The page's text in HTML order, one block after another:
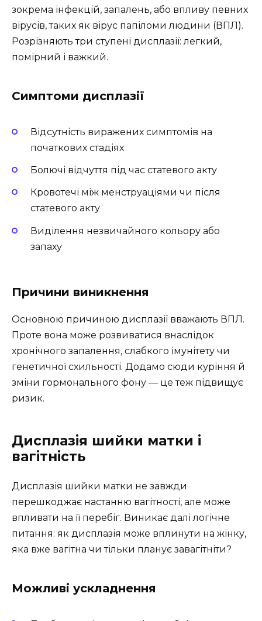
зокрема інфекцій, запалень, або впливу певних
вірусів, таких як вірус папіломи людини (ВПЛ).
Розрізняють три ступені дисплазії: легкий,
помірний і важкий.
Симптоми дисплазії
Відсутність виражених симптомів на
початкових стадіях
Болючі відчуття під час статевого акту
Кровотечі між менструаціями чи після
статевого акту
Виділення незвичайного кольору або
запаху
Причини виникнення
Основною причиною дисплазії вважають ВПЛ.
Проте вона може розвиватися внаслідок
хронічного запалення, слабкого імунітету чи
генетичної схильності. Додамо сюди куріння й
зміни гормонального фону — це теж підвищує
ризик.
Дисплазія шийки матки і
вагітність
Дисплазія шийки матки не завжди
перешкоджає настанню вагітності, але може
впливати на її перебіг. Виникає далі логічне
питання: як дисплазія може вплинути на жінку,
яка вже вагітна чи тільки планує завагітніти?
Можливі ускладнення